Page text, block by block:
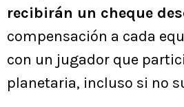
recibirán un cheque
compensación a cada
con un jugador que
planetaria, incluso si no